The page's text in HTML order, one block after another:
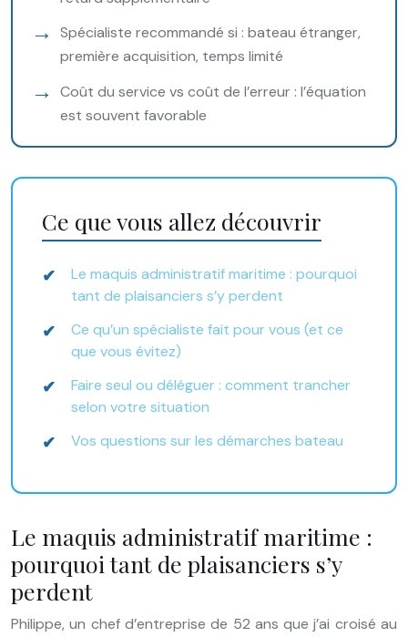
Spécialiste recommandé si : bateau étranger,
première acquisition, temps limité
Coût du service vs coût de l’erreur : l’équation
est souvent favorable
Ce que vous allez découvrir
Le maquis administratif maritime : pourquoi
tant de plaisanciers s’y perdent
Ce qu’un spécialiste fait pour vous (et ce
que vous évitez)
Faire seul ou déléguer : comment trancher
selon votre situation
Vos questions sur les démarches bateau
Le maquis administratif maritime :
pourquoi tant de plaisanciers s’y
perdent
Philippe, un chef d’entreprise de 52 ans que j’ai croisé au